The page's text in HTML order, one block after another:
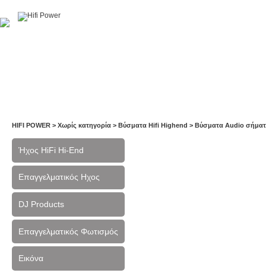
HIFI POWER > Χωρίς κατηγορία > Βύσματα Hifi Highend > Βύσματα Audio
Ήχος HiFi Hi-End
Επαγγελματικός Ηχος
DJ Products
Επαγγελματικός Φωτισμός
Εικόνα